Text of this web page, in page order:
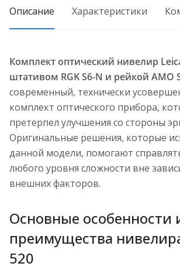
Описание Характеристики
Комплект оптический нивелир
штативом RGK S6-N и рейкой AMO
современный, технически
комплект оптического прибора,
претерпел улучшения со стороны
Оригинальные решения, которые
данной модели, помогают
любого уровня сложности вне
внешних факторов.
Основные особенности
преимущества
520